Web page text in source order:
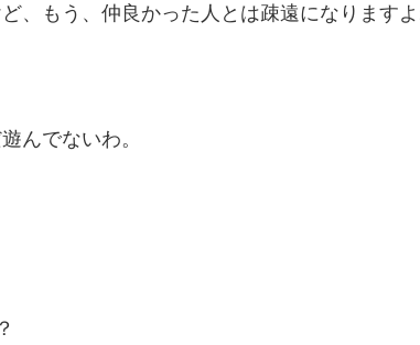
、もう、仲良かった人とは疎遠になりますよ
んでないわ。